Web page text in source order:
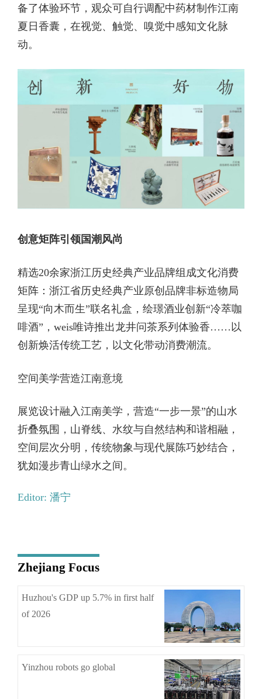
备了体验环节，观众可自行调配中药材制作江南
夏日香囊，在视觉、触觉、嗅觉中感知文化脉
动。
创意矩阵引领国潮风尚
精选20余家浙江历史经典产业品牌组成文化消费
矩阵：浙江省历史经典产业原创品牌非标造物局
呈现“向木而生”联名礼盒，绘璟酒业创新“冷萃咖
啡酒”，weis唯诗推出龙井问茶系列体验香……以
创新焕活传统工艺，以文化带动消费潮流。
空间美学营造江南意境
展览设计融入江南美学，营造“一步一景”的山水
折叠氛围，山脊线、水纹与自然结构和谐相融，
空间层次分明，传统物象与现代展陈巧妙结合，
犹如漫步青山绿水之间。
Editor: 潘宁
Zhejiang Focus
Huzhou's GDP up 5.7% in first half
of 2026
Yinzhou robots go global